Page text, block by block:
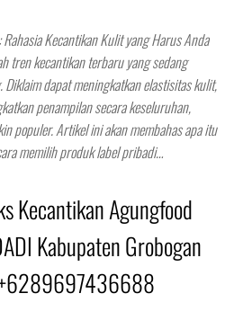
Kecantikan Kulit yang Harus Anda
tren kecantikan terbaru yang sedang
dapat meningkatkan elastisitas kulit,
penampilan secara keseluruhan,
populer. Artikel ini akan membahas apa itu
memilih produk label pribadi…
Kecantikan Agungfood
Kabupaten Grobogan